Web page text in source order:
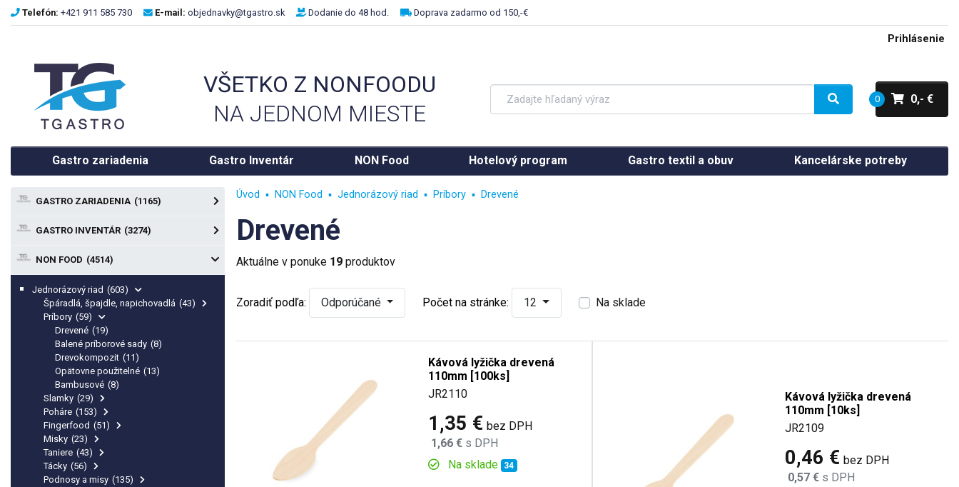
Telefón: +421 911 585 730 E-mail: objednavky@tgastro.sk Dodanie do 48 hod. Doprava zadarmo od 150,-€
Prihlásenie
VŠETKO Z NONFOODU
NA JEDNOM MIESTE
0 0,- €
Gastro zariadenia Gastro Inventár NON Food Hotelový program Gastro textil a obuv Kancelárske potreby
GASTRO ZARIADENIA (1165)
GASTRO INVENTÁR (3274)
NON FOOD (4514)
Jednorázový riad (603)
Špáradlá, špajdle, napichovadlá (43)
Príbory (59)
Drevené (19)
Balené príborové sady (8)
Drevokompozit (11)
Opätovne použitelné (13)
Bambusové (8)
Slamky (29)
Poháre (153)
Fingerfood (51)
Misky (23)
Taniere (43)
Tácky (56)
Podnosy a misy (135)
Úvod NON Food Jednorázový riad Príbory Drevené
Drevené
Aktuálne v ponuke 19produktov
Zoradiť podľa: Odporúčané Počet na stránke: 12 Na sklade
Kávová lyžička drevená
110mm [100ks]
JR2110
1,35 € bez DPH
1,66 € s DPH
Na sklade
34
Kávová lyžička drevená
110mm [10ks]
JR2109
0,46 € bez DPH
0,57 € s DPH